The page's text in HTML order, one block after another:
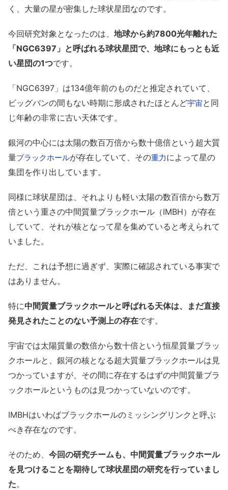
く、大量の星が密集した球状星団なのです。
今回研究対象となったのは、 地球から約7800光年離れた
「NGC6397」と呼ばれる球状星団で、地球にもっとも近
い星団の1つです。
「NGC6397」は134億年前のものだと推定されていて、
ビッグバンの間もない時期に形成されたほとんど宇宙と同
じ年齢の非常に古い天体です。
銀河の中心には太陽の数百万倍から数十億倍という超大質
量ブラックホールが存在していて、その重力によって星の
集団を作り出しています。
同様に球状星団は、それよりも軽い太陽の数百倍から数万
倍という重さの中間質量ブラックホール（IMBH）が存在
していて、それが核となって星を集めていると考えられて
いました。
ただ、これは予想に過ぎず、実際に確認されている事実で
はありません。
特に中間質量ブラックホールと呼ばれる天体は、まだ直接
発見されたことのない予測上の存在です。
宇宙では太陽質量の数倍から数十倍という恒星質量ブラッ
クホールと、銀河の核となる超大質量ブラックホールは見
つかっていますが、その間に存在するはずの中間質量ブラ
ックホールというものは見つかっていないのです。
IMBHはいわばブラックホールのミッシングリンクと呼ぶ
べき存在なのです。
そのため、 今回の研究チームも、中間質量ブラックホール
を見つけることを期待して球状星団の研究を行っていまし
た。